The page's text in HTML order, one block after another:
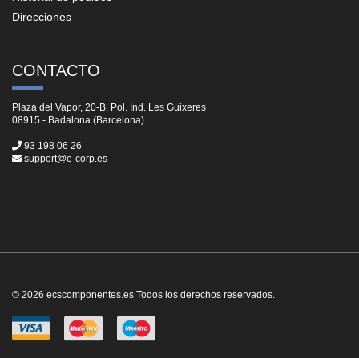
Direcciones
CONTACTO
Plaza del Vapor, 20-B, Pol. Ind. Les Guixeres
08915 - Badalona (Barcelona)
93 198 06 26
support@e-corp.es
© 2026 ecscomponentes.es Todos los derechos reservados.